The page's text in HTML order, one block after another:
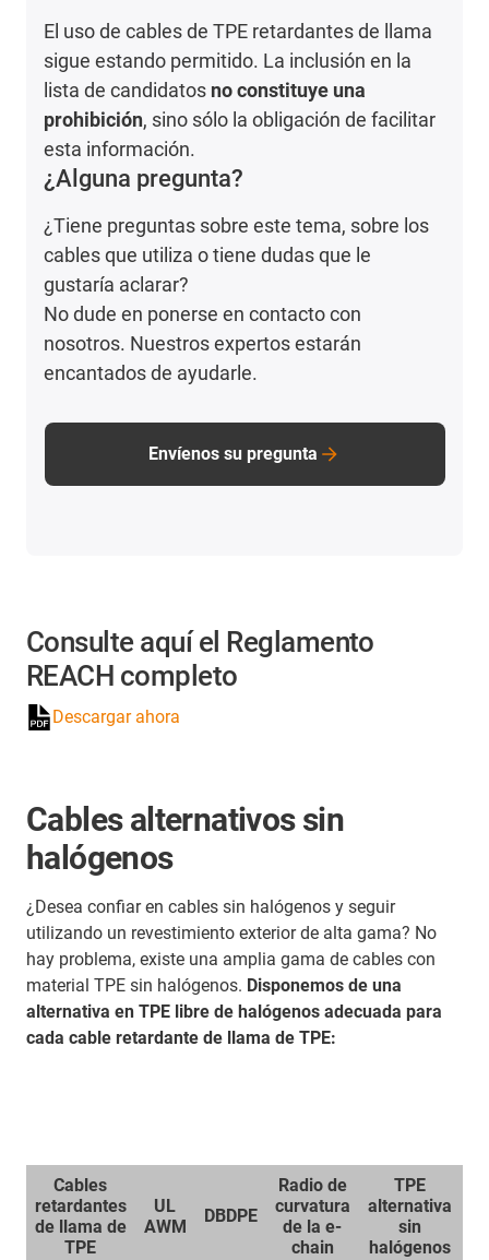
El uso de cables de TPE retardantes de llama
sigue estando permitido. La inclusión en la
lista de candidatos no constituye una
prohibición, sino sólo la obligación de facilitar
esta información.
¿Alguna pregunta?
¿Tiene preguntas sobre este tema, sobre los
cables que utiliza o tiene dudas que le
gustaría aclarar?
No dude en ponerse en contacto con
nosotros. Nuestros expertos estarán
encantados de ayudarle.
Envíenos su pregunta
Consulte aquí el Reglamento
REACH completo
Descargar ahora
Cables alternativos sin
halógenos
¿Desea confiar en cables sin halógenos y seguir
utilizando un revestimiento exterior de alta gama? No
hay problema, existe una amplia gama de cables con
material TPE sin halógenos. Disponemos de una
alternativa en TPE libre de halógenos adecuada para
cada cable retardante de llama de TPE:
Cables
retardantes
de llama de
TPE
UL
AWM
DBDPE
Radio de
curvatura
de la e-
chain
TPE
alternativa
sin
halógenos